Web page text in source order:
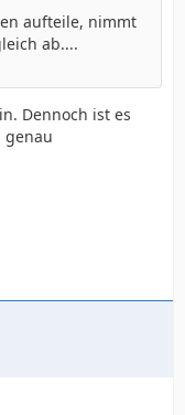
aufteile, nimmt
ab....
Dennoch ist es
genau